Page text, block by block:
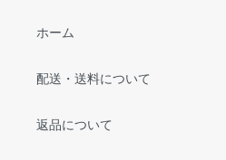
ホーム
配送・送料について
返品について